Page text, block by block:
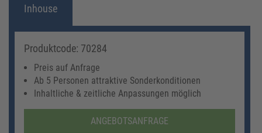
Inhouse
Produktcode: 70284
Preis auf Anfrage
Ab 5 Personen attraktive Sonderkonditionen
Inhaltliche & zeitliche Anpassungen möglich
ANGEBOTSANFRAGE